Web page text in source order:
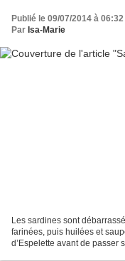
Publié le 09/07/2014 à 06:32
Par Isa-Marie
Les sardines sont
farinées, puis huilées et
d’Espelette avant de passer